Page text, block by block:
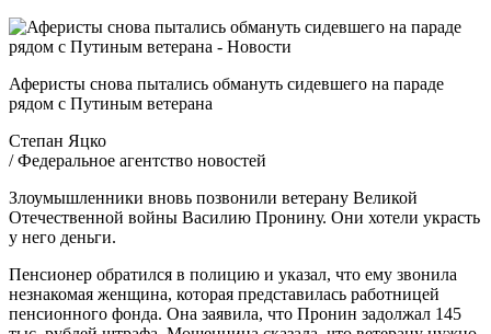
Аферисты снова пытались обмануть сидевшего на параде
рядом с Путиным ветерана
Степан Яцко
/ Федеральное агентство новостей
Злоумышленники вновь позвонили ветерану Великой
Отечественной войны Василию Пронину. Они хотели украсть
у него деньги.
Пенсионер обратился в полицию и указал, что ему звонила
незнакомая женщина, которая представилась работницей
пенсионного фонда. Она заявила, что Пронин задолжал 145